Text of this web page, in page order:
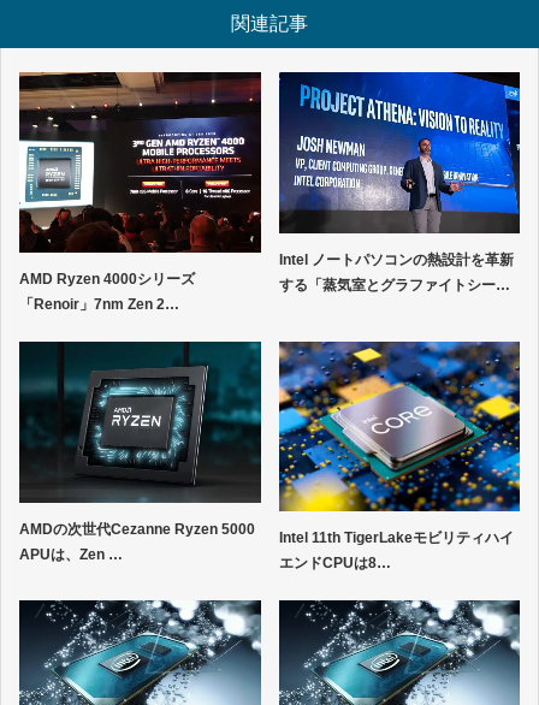
関連記事
AMD Ryzen 4000シリーズ
「Renoir」7nm Zen 2…
Intel ノートパソコンの熱設計を革新
する「蒸気室とグラファイトシー…
AMDの次世代Cezanne Ryzen 5000
APUは、Zen …
Intel 11th TigerLakeモビリティハイ
エンドCPUは8…